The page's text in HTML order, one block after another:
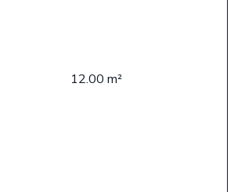
12.00 m²